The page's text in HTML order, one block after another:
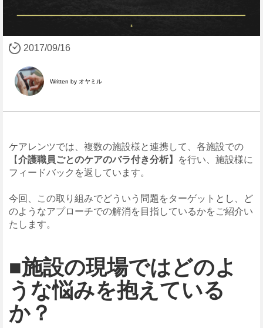
2017/09/16
Written by オヤミル
ケアレンツでは、複数の施設様と連携して、各施設での
【介護職員ごとのケアのバラ付き分析】
を行い、施設様に
フィードバックを返しています。
今回、この取り組みでどういう問題をターゲットとし、ど
のようなアプローチでの解消を目指しているかをご紹介い
たします。
■施設の現場ではどのよ
うな悩みを抱えている
か？